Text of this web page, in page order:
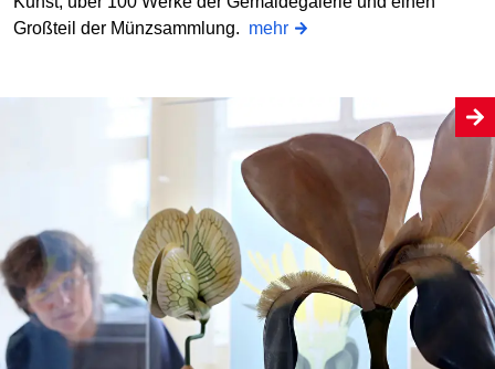
Großteil der Münzsammlung. mehr